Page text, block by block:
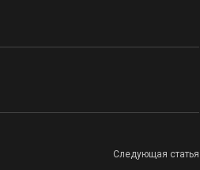
Следующая статья